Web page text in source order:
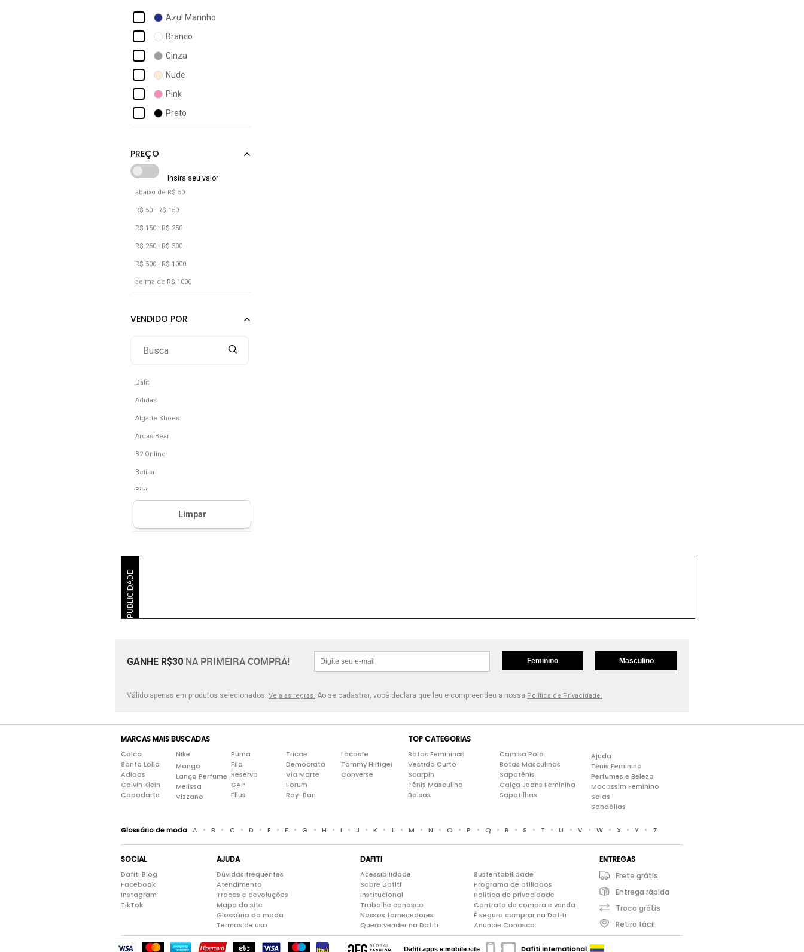
Azul Marinho
Branco
Cinza
Nude
Pink
Preto
abaixo de R$ 50
R$ 50 - R$ 150
R$ 150 - R$ 250
R$ 250 - R$ 500
R$ 500 - R$ 1000
acima de R$ 1000
Dafiti
Adidas
Algarte Shoes
Arcas Bear
B2 Online
Betisa
Bibi
Cats Barneia
Footz Comercio De Calçados
PUBLICIDADE
GANHE R$30 NA PRIMEIRA COMPRA! Feminino Masculino
Válido apenas em produtos selecionados. Veja as regras. Ao se cadastrar, você declara que leu e compreendeu a nossa Política de Privacidade.
MARCAS MAIS BUSCADAS
Colcci
Santa Lolla
Adidas
Calvin Klein
Capodarte
Nike
Mango
Lança Perfume
Melissa
Vizzano
Puma
Fila
Reserva
GAP
Ellus
Tricae
Democrata
Via Marte
Forum
Ray-Ban
Lacoste
Tommy Hilfiger
Converse
TOP CATEGORIAS
Botas Femininas
Vestido Curto
Scarpin
Tênis Masculino
Bolsas
Camisa Polo
Botas Masculinas
Sapatênis
Calça Jeans Feminina
Sapatilhas
Ajuda
Tênis Feminino
Perfumes e Beleza
Mocassim Feminino
Saias
Sandálias
Glossário de moda A • B • C • D • E • F • G • H • I • J • K • L • M • N • O • P • Q • R • S • T • U • V • W • X • Y • Z
SOCIAL
Dafiti Blog
Facebook
Instagram
TikTok
AJUDA
Dúvidas frequentes
Atendimento
Trocas e devoluções
Mapa do site
Glossário da moda
Termos de uso
DAFITI
Acessibilidade
Sobre Dafiti
Institucional
Trabalhe conosco
Nossos fornecedores
Quero vender na Dafiti
Sustentabilidade
Programa de afiliados
Política de privacidade
Contrato de compra e venda
É seguro comprar na Dafiti
Anuncie Conosco
ENTREGAS
Frete grátis
Entrega rápida
Troca grátis
Retira fácil
Dafiti apps e mobile site Dafiti international